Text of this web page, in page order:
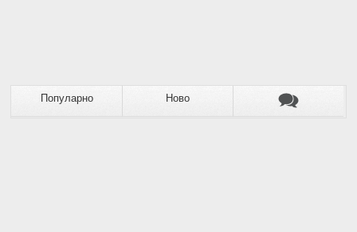
Популарно Ново